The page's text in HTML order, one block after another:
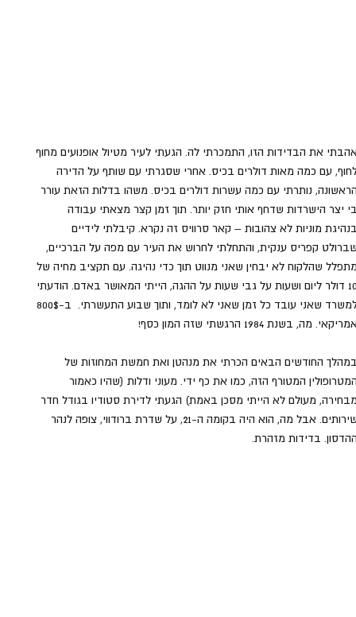
את הבדידות הזו, התמכרתי לה. הגעתי לעיר מטיול אופנועים מחוף
עם כמה מאות דולרים בכיס. אחרי שסגרתי עם שותף על הדירה
נותרתי עם כמה עשרות דולרים בכיס. משהו בדלות הזאת עורר
יצר הישרדות שדחף אותי חזק יותר. תוך זמן קצר מצאתי עבודה
מוניות לא צהובות – קאר סרוויס זה נקרא. קיבלתי לידיים
קפריס ענקית, והתחלתי לחרוש את העיר עם מפה על הברכיים,
שהלקוח לא יבחין שאני מנווט תוך כדי נהיגה. עם תקציב מחיה של
10 דולר ליום ושעות על גבי שעות על ההגה, הייתי המאושר באדם. הודעתי
מה, בשנת 1984 הרגשתי שזה המון כסף!
החודשים הבאים הכרתי את מנהטן ואת חמשת המחוזות של
המטורף הזה, כמו את כף ידי. מעוני ודלות (שהיו כאמור
מעולם לא הייתי מסכן באמת) הגעתי לדירת סטודיו בגודל חדר
שירותים. אבל מה, הוא היה בקומה ה-21, על שדרת ברודווי, צופה לנהר
בדידות מזהרת.